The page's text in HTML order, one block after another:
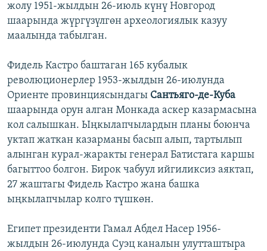
жолу 1951-жылдын 26-июль күнү Новгород
шаарында жүргүзүлгөн археологиялык казуу
маалында табылган.
Фидель Кастро баштаган 165 кубалык
революционерлер 1953-жылдын 26-июлунда
Ориенте провинциясындагы Сантьяго-де-Куба
шаарында орун алган Монкада аскер казармасына
кол салышкан. Ыңкылапчылардын планы боюнча
уктап жаткан казарманы басып алып, тартылып
алынган курал-жаракты генерал Батистага каршы
багыттоо болгон. Бирок чабуул ийгиликсиз аяктап,
27 жаштагы Фидель Кастро жана башка
ыңкылапчылар колго түшкөн.
Египет президенти Гамал Абдел Насер 1956-
жылдын 26-июлунда Суэц каналын улутташтыра